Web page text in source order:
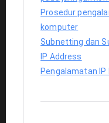
Prosedur
komputer
Subnetting dan
IP Address
Pengalamatan